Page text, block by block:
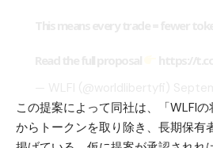
この提案によって同社は、「WLFI
からトークンを取り除き、長期保有